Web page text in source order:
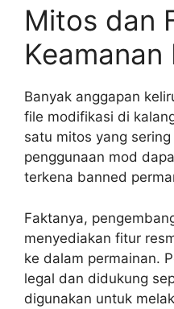
Mitos dan
Banyak anggapan
file modifikasi di
satu mitos yang
penggunaan mod
terkena banned
Faktanya,
menyediakan fitur
ke dalam permainan.
legal dan didukung
digunakan untuk